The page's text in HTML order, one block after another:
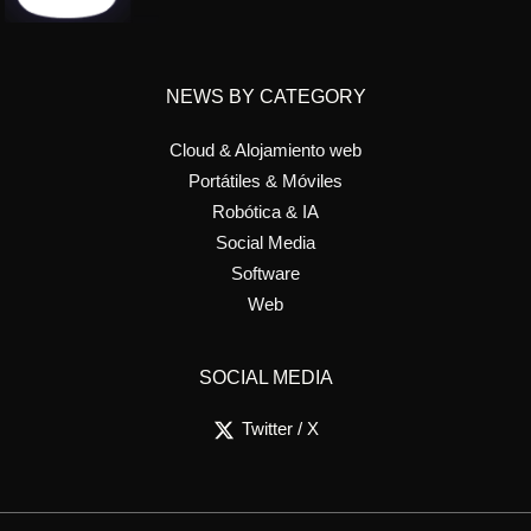
NEWS BY CATEGORY
Cloud & Alojamiento web
Portátiles & Móviles
Robótica & IA
Social Media
Software
Web
SOCIAL MEDIA
Twitter / X